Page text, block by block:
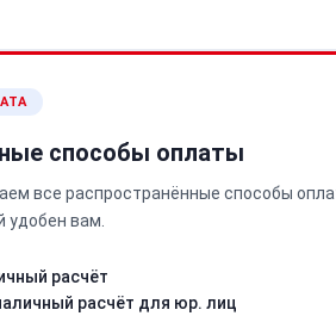
способы оплаты
все распространённые способы
удобен вам.
расчёт
расчёт для юр. лиц